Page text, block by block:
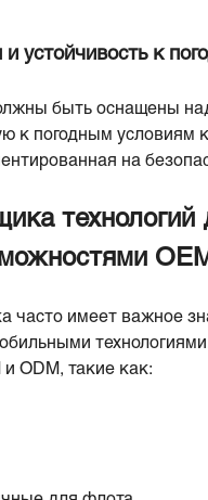
и устойчивость к
быть оснащены
к погодным условиям
на
часто имеет важное
ODM, такие как: